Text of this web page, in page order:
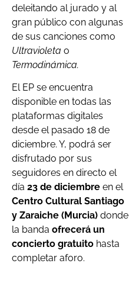
deleitando al jurado y al
gran público con algunas
de sus canciones como
Ultravioleta o
Termodinámica.
El EP se encuentra
disponible en todas las
plataformas digitales
desde el pasado 18 de
diciembre. Y, podrá ser
disfrutado por sus
seguidores en directo el
día 23 de diciembre en el
Centro Cultural Santiago
y Zaraiche (Murcia) donde
la banda ofrecerá un
concierto gratuito hasta
completar aforo.